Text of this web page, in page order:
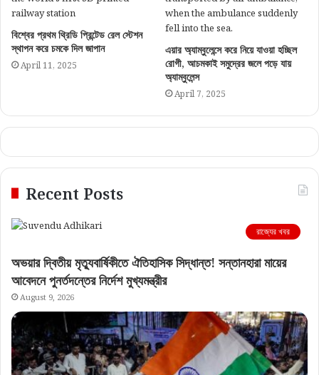
বিশ্বের প্রথম থ্রিডি প্রিন্টেড রেল স্টেশন
স্থাপন করে চমকে দিল জাপান
April 11, 2025
এয়ার অ্যাম্বুলেন্সে করে নিয়ে যাওয়া হচ্ছিল
রোগী, আচমকাই সমুদ্রের জলে পড়ে যায়
অ্যাম্বুলেন্স
April 7, 2025
Recent Posts
রাজ্যের খবর
অভয়ার দ্বিতীয় মৃত্যুবার্ষিকীতে ঐতিহাসিক সিদ্ধান্ত! সন্তানহারা মায়ের
আবেদনে পুনর্তদন্তের নির্দেশ মুখ্যমন্ত্রীর
August 9, 2026